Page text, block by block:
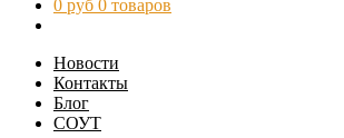
0 руб 0 товаров
Новости
Контакты
Блог
СОУТ